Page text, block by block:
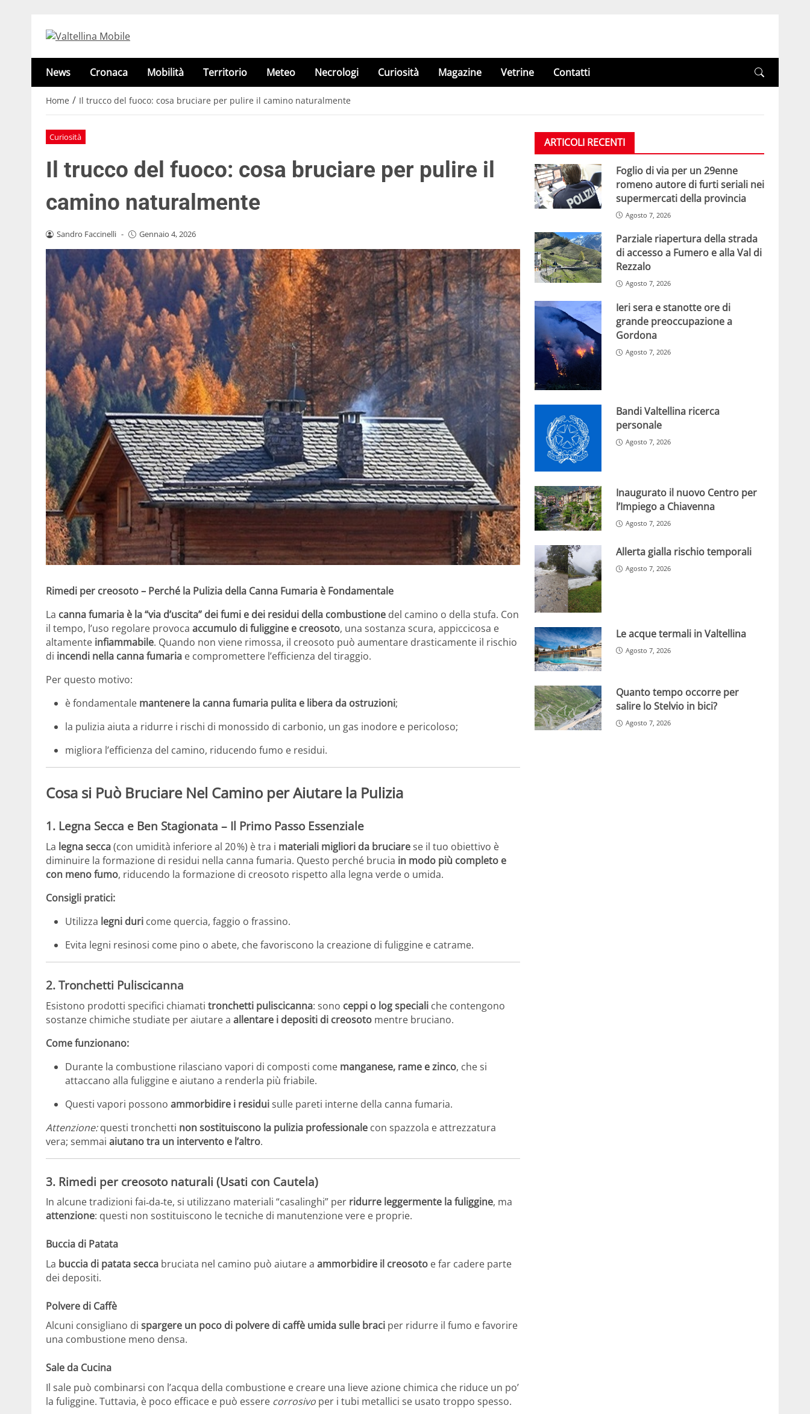
News Cronaca Mobilità Territorio Meteo Necrologi Curiosità Magazine Vetrine Contatti
Home / Il trucco del fuoco: cosa bruciare per pulire il camino naturalmente
Curiosità
Il trucco del fuoco: cosa bruciare per pulire il
camino naturalmente
Sandro Faccinelli - Gennaio 4, 2026
Rimedi per creosoto – Perché la Pulizia della Canna Fumaria è Fondamentale
La canna fumaria è la “via d’uscita” dei fumi e dei residui della combustione del camino o della stufa. Con
il tempo, l’uso regolare provoca accumulo di fuliggine e creosoto, una sostanza scura, appiccicosa e
altamente infiammabile. Quando non viene rimossa, il creosoto può aumentare drasticamente il rischio
di incendi nella canna fumaria e compromettere l’efficienza del tiraggio.
Per questo motivo:
è fondamentale mantenere la canna fumaria pulita e libera da ostruzioni;
la pulizia aiuta a ridurre i rischi di monossido di carbonio, un gas inodore e pericoloso;
migliora l’efficienza del camino, riducendo fumo e residui.
Cosa si Può Bruciare Nel Camino per Aiutare la Pulizia
1. Legna Secca e Ben Stagionata – Il Primo Passo Essenziale
La legna secca(con umidità inferiore al 20 %) è tra i materiali migliori da bruciarese il tuo obiettivo è
diminuire la formazione di residui nella canna fumaria. Questo perché brucia in modo più completo e
con meno fumo, riducendo la formazione di creosoto rispetto alla legna verde o umida.
Consigli pratici:
Utilizza legni duri come quercia, faggio o frassino.
Evita legni resinosi come pino o abete, che favoriscono la creazione di fuliggine e catrame.
2. Tronchetti Puliscicanna
Esistono prodotti specifici chiamati tronchetti puliscicanna: sono ceppi o log speciali che contengono
sostanze chimiche studiate per aiutare a allentare i depositi di creosoto mentre bruciano.
Come funzionano:
Durante la combustione rilasciano vapori di composti come manganese, rame e zinco, che si
attaccano alla fuliggine e aiutano a renderla più friabile.
Questi vapori possono ammorbidire i residuisulle pareti interne della canna fumaria.
Attenzione:questi tronchetti non sostituiscono la pulizia professionale con spazzola e attrezzatura
vera; semmai aiutano tra un intervento e l’altro.
3. Rimedi per creosoto naturali (Usati con Cautela)
In alcune tradizioni fai‑da‑te, si utilizzano materiali “casalinghi” per ridurre leggermente la fuliggine, ma
attenzione: questi non sostituiscono le tecniche di manutenzione vere e proprie.
Buccia di Patata
La buccia di patata secca bruciata nel camino può aiutare a ammorbidire il creosoto e far cadere parte
dei depositi.
Polvere di Caffè
Alcuni consigliano di spargere un poco di polvere di caffè umida sulle braci per ridurre il fumo e favorire
una combustione meno densa.
Sale da Cucina
Il sale può combinarsi con l’acqua della combustione e creare una lieve azione chimica che riduce un po’
la fuliggine. Tuttavia, è poco efficace e può essere corrosivo per i tubi metallici se usato troppo spesso.
ARTICOLI RECENTI
Foglio di via per un 29enne
romeno autore di furti seriali nei
supermercati della provincia
Agosto 7, 2026
Parziale riapertura della strada
di accesso a Fumero e alla Val di
Rezzalo
Agosto 7, 2026
Ieri sera e stanotte ore di
grande preoccupazione a
Gordona
Agosto 7, 2026
Bandi Valtellina ricerca
personale
Agosto 7, 2026
Inaugurato il nuovo Centro per
l’Impiego a Chiavenna
Agosto 7, 2026
Allerta gialla rischio temporali
Agosto 7, 2026
Le acque termali in Valtellina
Agosto 7, 2026
Quanto tempo occorre per
salire lo Stelvio in bici?
Agosto 7, 2026